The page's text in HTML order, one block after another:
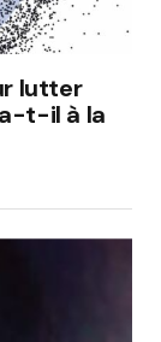
lutter
t-il à la